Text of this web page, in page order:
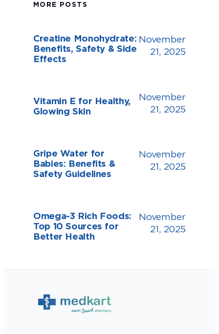
MORE POSTS
Creatine Monohydrate:
Benefits, Safety & Side
Effects
November
21, 2025
Vitamin E for Healthy,
Glowing Skin
November
21, 2025
Gripe Water for
Babies: Benefits &
Safety Guidelines
November
21, 2025
Omega-3 Rich Foods:
Top 10 Sources for
Better Health
November
21, 2025